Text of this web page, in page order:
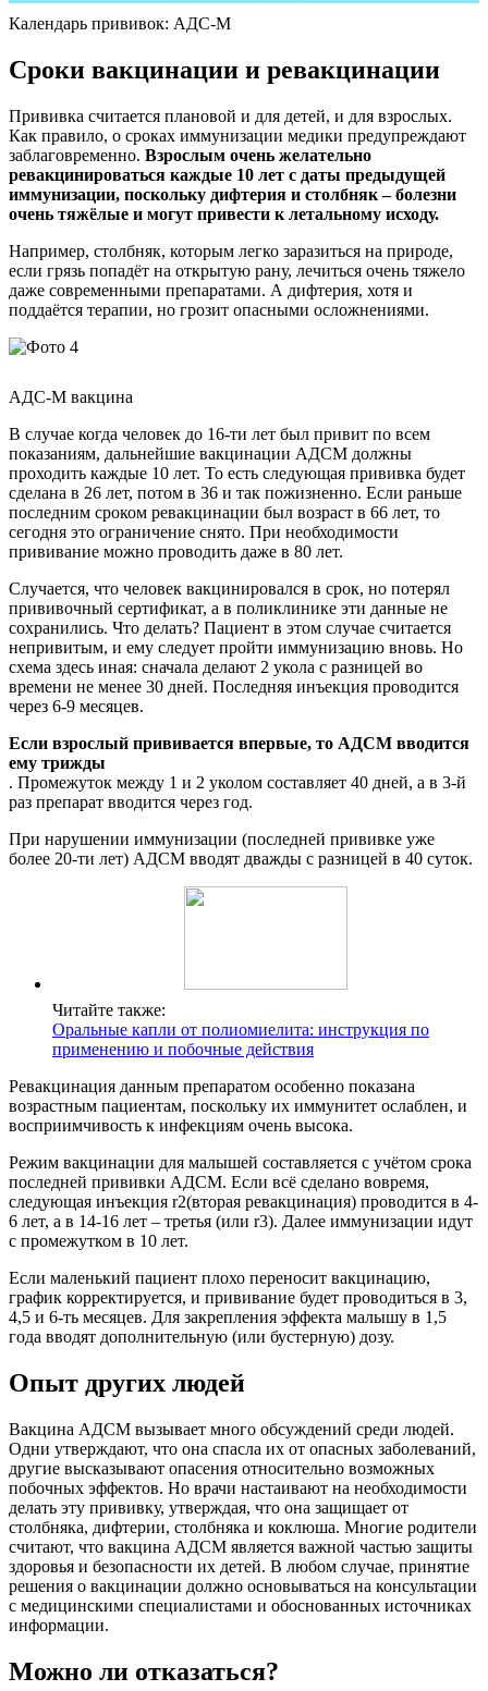
Календарь прививок: АДС-М
Сроки вакцинации и ревакцинации
Прививка считается плановой и для детей, и для взрослых.
Как правило, о сроках иммунизации медики предупреждают
заблаговременно. Взрослым очень желательно
ревакцинироваться каждые 10 лет с даты предыдущей
иммунизации, поскольку дифтерия и столбняк – болезни
очень тяжёлые и могут привести к летальному исходу.
Например, столбняк, которым легко заразиться на природе,
если грязь попадёт на открытую рану, лечиться очень тяжело
даже современными препаратами. А дифтерия, хотя и
поддаётся терапии, но грозит опасными осложнениями.
АДС-М вакцина
В случае когда человек до 16-ти лет был привит по всем
показаниям, дальнейшие вакцинации АДСМ должны
проходить каждые 10 лет. То есть следующая прививка будет
сделана в 26 лет, потом в 36 и так пожизненно. Если раньше
последним сроком ревакцинации был возраст в 66 лет, то
сегодня это ограничение снято. При необходимости
прививание можно проводить даже в 80 лет.
Случается, что человек вакцинировался в срок, но потерял
прививочный сертификат, а в поликлинике эти данные не
сохранились. Что делать? Пациент в этом случае считается
непривитым, и ему следует пройти иммунизацию вновь. Но
схема здесь иная: сначала делают 2 укола с разницей во
времени не менее 30 дней. Последняя инъекция проводится
через 6-9 месяцев.
Если взрослый прививается впервые, то АДСМ вводится
ему трижды
. Промежуток между 1 и 2 уколом составляет 40 дней, а в 3-й
раз препарат вводится через год.
При нарушении иммунизации (последней прививке уже
более 20-ти лет) АДСМ вводят дважды с разницей в 40 суток.
Читайте также:
Оральные капли от полиомиелита: инструкция по
применению и побочные действия
Ревакцинация данным препаратом особенно показана
возрастным пациентам, поскольку их иммунитет ослаблен, и
восприимчивость к инфекциям очень высока.
Режим вакцинации для малышей составляется с учётом срока
последней прививки АДСМ. Если всё сделано вовремя,
следующая инъекция r2(вторая ревакцинация) проводится в 4-
6 лет, а в 14-16 лет – третья (или r3). Далее иммунизации идут
с промежутком в 10 лет.
Если маленький пациент плохо переносит вакцинацию,
график корректируется, и прививание будет проводиться в 3,
4,5 и 6-ть месяцев. Для закрепления эффекта малышу в 1,5
года вводят дополнительную (или бустерную) дозу.
Опыт других людей
Вакцина АДСМ вызывает много обсуждений среди людей.
Одни утверждают, что она спасла их от опасных заболеваний,
другие высказывают опасения относительно возможных
побочных эффектов. Но врачи настаивают на необходимости
делать эту прививку, утверждая, что она защищает от
столбняка, дифтерии, столбняка и коклюша. Многие родители
считают, что вакцина АДСМ является важной частью защиты
здоровья и безопасности их детей. В любом случае, принятие
решения о вакцинации должно основываться на консультации
с медицинскими специалистами и обоснованных источниках
информации.
Можно ли отказаться?